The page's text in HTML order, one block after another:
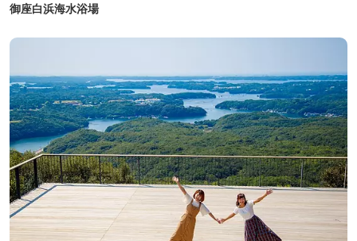
御座白浜海水浴場